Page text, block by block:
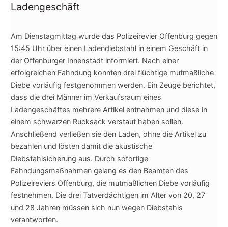
Ladengeschäft
Am Dienstagmittag wurde das Polizeirevier Offenburg gegen
15:45 Uhr über einen Ladendiebstahl in einem Geschäft in
der Offenburger Innenstadt informiert. Nach einer
erfolgreichen Fahndung konnten drei flüchtige mutmaßliche
Diebe vorläufig festgenommen werden. Ein Zeuge berichtet,
dass die drei Männer im Verkaufsraum eines
Ladengeschäftes mehrere Artikel entnahmen und diese in
einem schwarzen Rucksack verstaut haben sollen.
Anschließend verließen sie den Laden, ohne die Artikel zu
bezahlen und lösten damit die akustische
Diebstahlsicherung aus. Durch sofortige
Fahndungsmaßnahmen gelang es den Beamten des
Polizeireviers Offenburg, die mutmaßlichen Diebe vorläufig
festnehmen. Die drei Tatverdächtigen im Alter von 20, 27
und 28 Jahren müssen sich nun wegen Diebstahls
verantworten.